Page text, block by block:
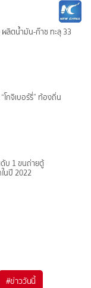
ลิตน้ำมัน-ก๊าซ ทะลุ 33
โกจิเบอร์รี่” ท้องถิ่น
ดับ 1 ขนถ่ายตู้
นปี 2022
#ข่าววันนี้